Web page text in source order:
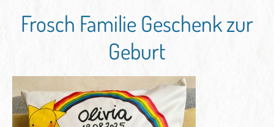
Frosch Familie Geschenk zur
Geburt